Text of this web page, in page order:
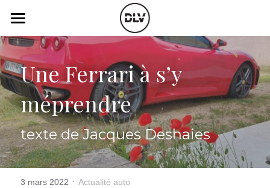
Catégories
Actualité Auto
Électrique
Histoire de chars
Art Automobile
Essais Routier
Vidéo
Podcast
Radio FM
Télé RDS
Simulateur
Une Ferrari à s’y
méprendre
texte de Jacques Deshaies
3 mars 2022 · Actualité auto
LES CATÉGORIES DE LA BOUTIQUE
Toutes les catégories